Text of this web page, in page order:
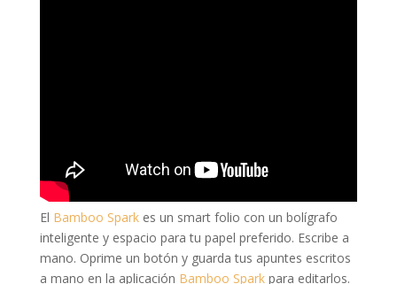
El Bamboo Sparkes un smart folio con un bolígrafo
inteligente y espacio para tu papel preferido. Escribe a
mano. Oprime un botón y guarda tus apuntes escritos
a mano en la aplicación Bamboo Sparkpara editarlos.